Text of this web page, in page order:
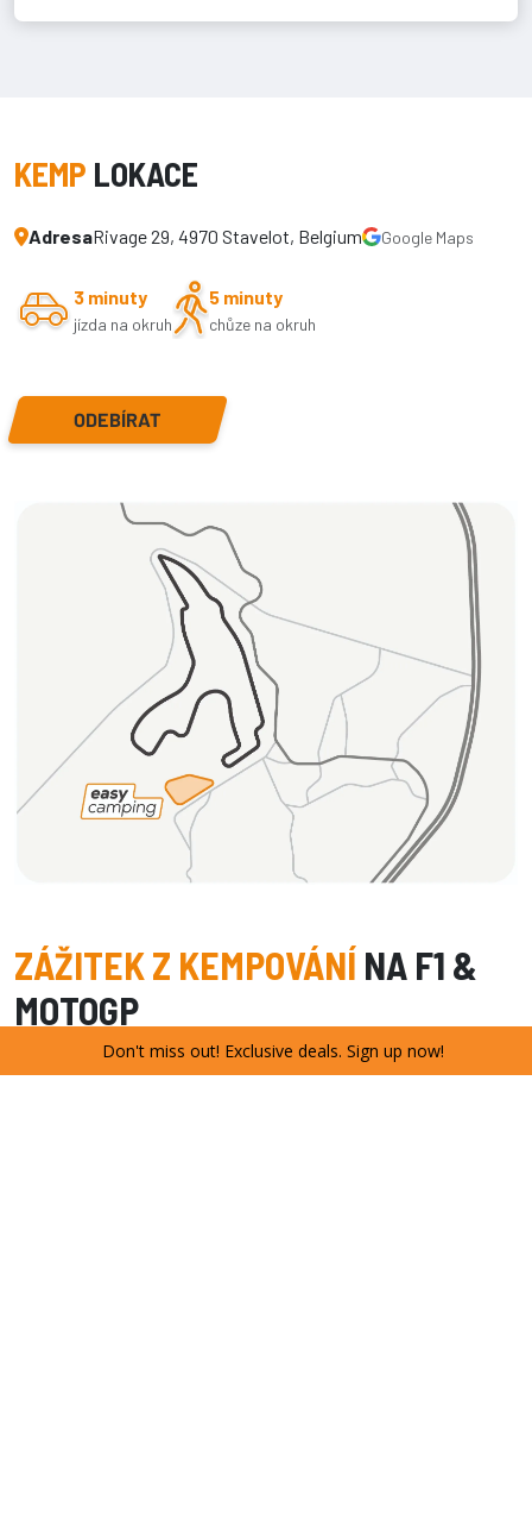
KEMP LOKACE
AdresaRivage 29, 4970 Stavelot, Belgium Google Maps
3 minuty
jízda na okruh
5 minuty
chůze na okruh
ODEBÍRAT
ZÁŽITEK Z KEMPOVÁNÍ NA F1 &
MOTOGP
Don't miss out! Exclusive deals. Sign up now!